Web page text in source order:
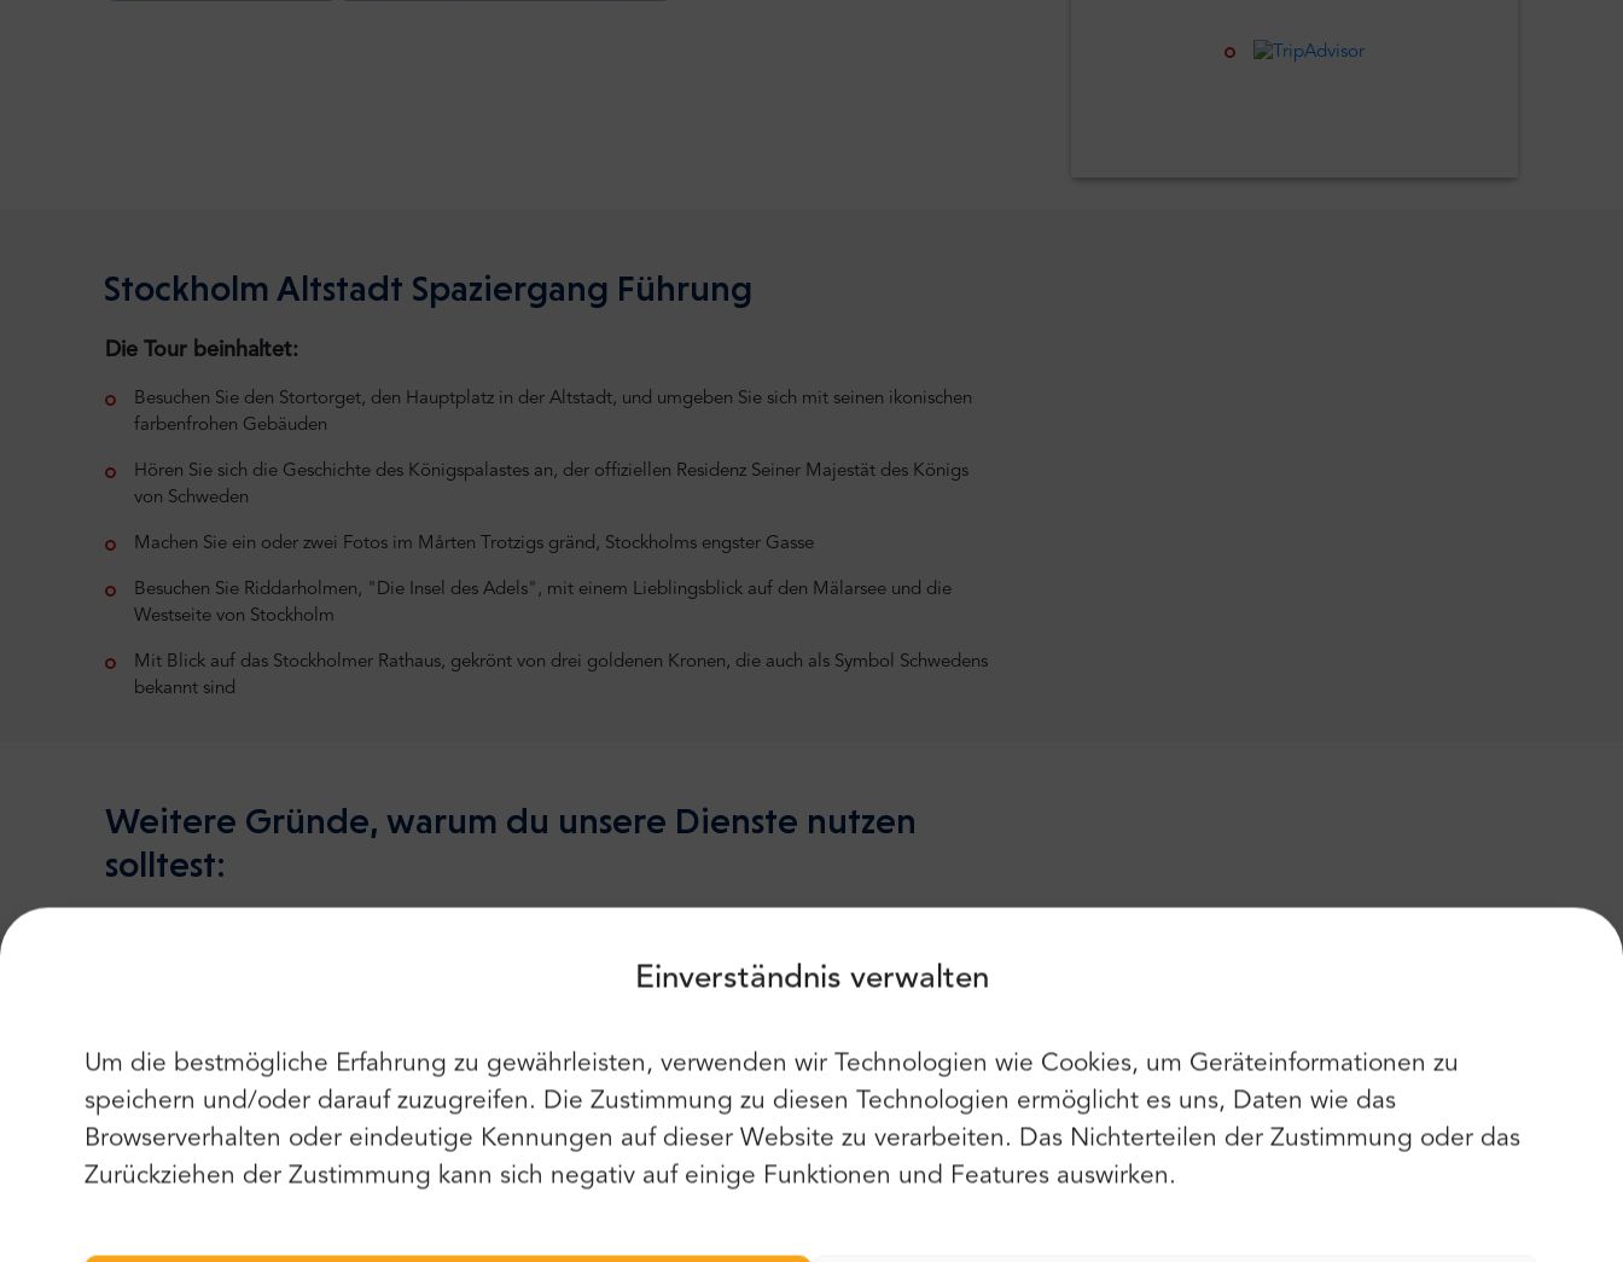
Einverständnis verwalten
Um die bestmögliche Erfahrung zu gewährleisten, verwenden wir Technologien wie Cookies, um Geräteinformationen zu
speichern und/oder darauf zuzugreifen. Die Zustimmung zu diesen Technologien ermöglicht es uns, Daten wie das
Browserverhalten oder eindeutige Kennungen auf dieser Website zu verarbeiten. Das Nichterteilen der Zustimmung oder das
Zurückziehen der Zustimmung kann sich negativ auf einige Funktionen und Features auswirken.
Stockholm Altstadt Spaziergang Führung
Die Tour beinhaltet:
Besuchen Sie den Stortorget, den Hauptplatz in der Altstadt, und umgeben Sie sich mit seinen ikonischen
farbenfrohen Gebäuden
Hören Sie sich die Geschichte des Königspalastes an, der offiziellen Residenz Seiner Majestät des Königs
von Schweden
Machen Sie ein oder zwei Fotos im Mårten Trotzigs gränd, Stockholms engster Gasse
Besuchen Sie Riddarholmen, "Die Insel des Adels", mit einem Lieblingsblick auf den Mälarsee und die
Westseite von Stockholm
Mit Blick auf das Stockholmer Rathaus, gekrönt von drei goldenen Kronen, die auch als Symbol Schwedens
bekannt sind
Weitere Gründe, warum du unsere Dienste nutzen
solltest:
Häufigkeit
Die Tour findet jeden Dienstag, Freitag
und Samstag statt. Startzeit ist 14 Uhr.
Abholpunkt
Der Abholpunkt ist Stortorget, vor dem
Nobelmuseum - in der Stockholmer
Altstadt.
Anmeldung Anmelden
Verwende weiterhin die folgenden:
Du kannst auch E-Mail und Passwort
verwenden:
E-Mail:
Vorname: